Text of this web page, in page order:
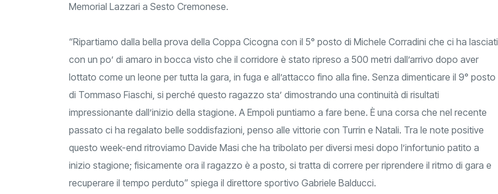
Memorial Lazzari a Sesto Cremonese.
“Ripartiamo dalla bella prova della Coppa Cicogna con il 5° posto di Michele Corradini che ci ha lasciati
con un po’ di amaro in bocca visto che il corridore è stato ripreso a 500 metri dall’arrivo dopo aver
lottato come un leone per tutta la gara, in fuga e all’attacco fino alla fine. Senza dimenticare il 9° posto
di Tommaso Fiaschi, si perché questo ragazzo sta’ dimostrando una continuità di risultati
impressionante dall’inizio della stagione. A Empoli puntiamo a fare bene. È una corsa che nel recente
passato ci ha regalato belle soddisfazioni, penso alle vittorie con Turrin e Natali. Tra le note positive
questo week-end ritroviamo Davide Masi che ha tribolato per diversi mesi dopo l’infortunio patito a
inizio stagione; fisicamente ora il ragazzo è a posto, si tratta di correre per riprendere il ritmo di gara e
recuperare il tempo perduto” spiega il direttore sportivo Gabriele Balducci.